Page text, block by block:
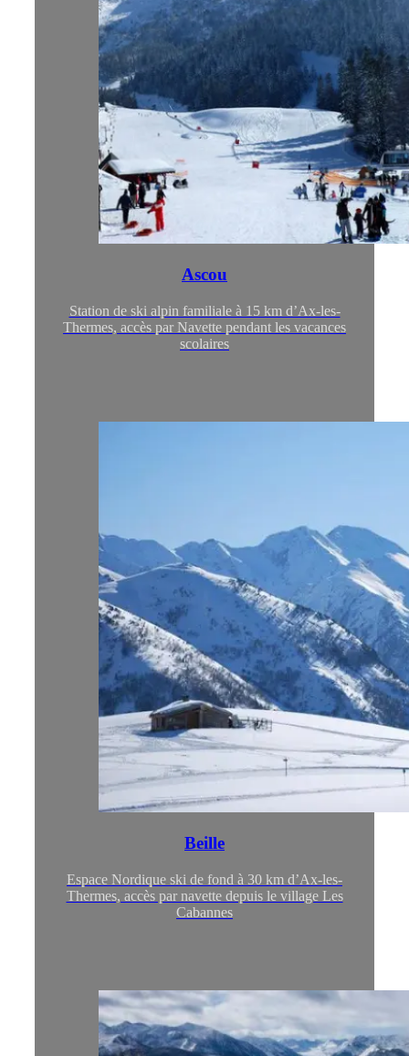
Ascou
Station de ski alpin familiale à 15 km d’Ax-les-
Thermes, accès par Navette pendant les vacances
scolaires
Beille
Espace Nordique ski de fond à 30 km d’Ax-les-
Thermes, accès par navette depuis le village Les
Cabannes